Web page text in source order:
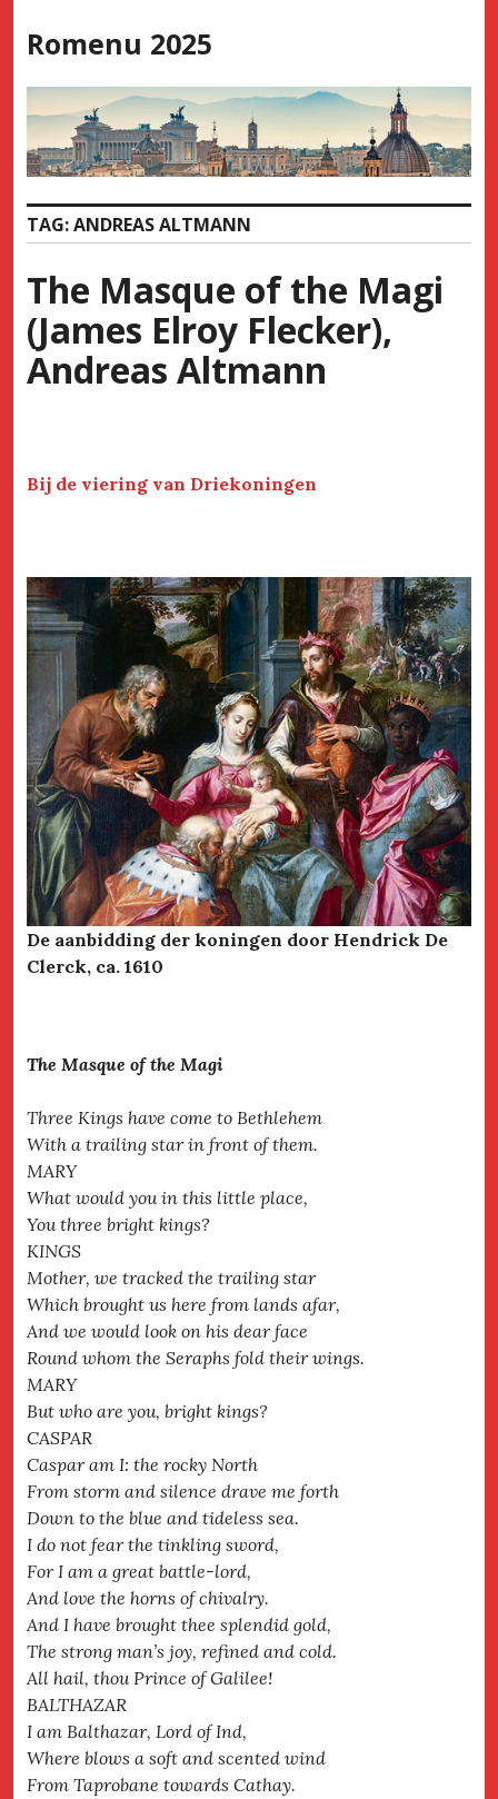
to
Romenu 2025
TAG:ANDREAS ALTMANN
The Masque of the Magi
(James Elroy Flecker),
Andreas Altmann
Bij de viering van Driekoningen
De aanbidding der koningen door Hendrick De
Clerck, ca. 1610
The Masque of the Magi
Three Kings have come to Bethlehem
With a trailing star in front of them.
MARY
What would you in this little place,
You three bright kings?
KINGS
Mother, we tracked the trailing star
Which brought us here from lands afar,
And we would look on his dear face
Round whom the Seraphs fold their wings.
MARY
But who are you, bright kings?
CASPAR
Caspar am I: the rocky North
From storm and silence drave me forth
Down to the blue and tideless sea.
I do not fear the tinkling sword,
For I am a great battle-lord,
And love the horns of chivalry.
And I have brought thee splendid gold,
The strong man’s joy, refined and cold.
All hail, thou Prince of Galilee!
BALTHAZAR
I am Balthazar, Lord of Ind,
Where blows a soft and scented wind
From Taprobane towards Cathay.